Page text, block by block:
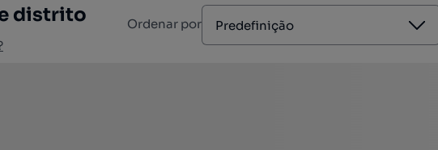
distrito Ordenar por Predefinição